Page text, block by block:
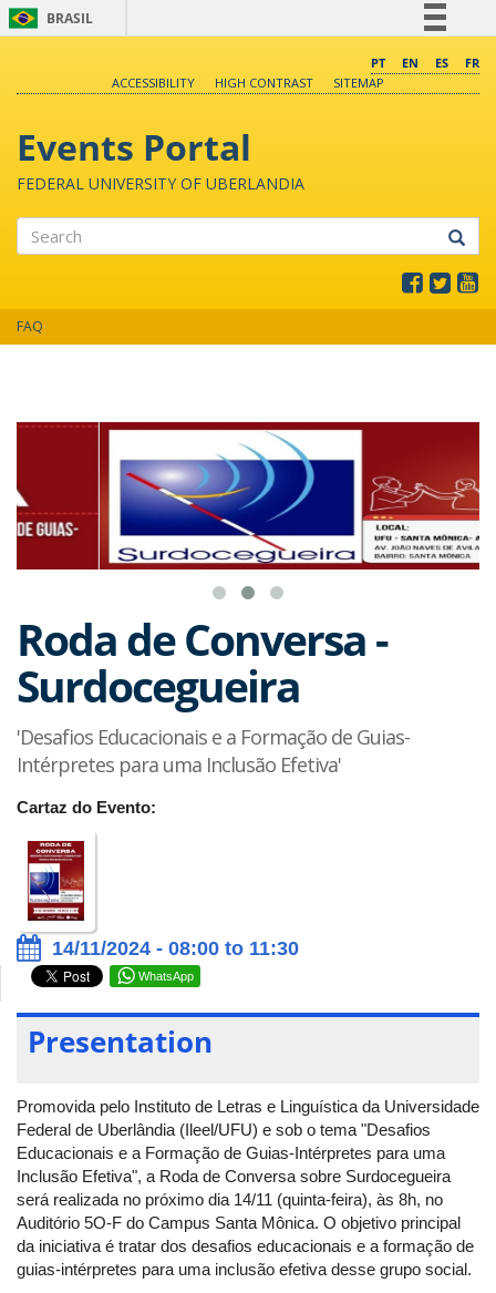
BRASIL
Comunica BR
Canais
PT EN ES
FR
ACCESSIBILITY
HIGH CONTRAST SITEMAP
Events Portal
FEDERAL UNIVERSITY OF UBERLANDIA
FAQ
Roda de Conversa -
Surdocegueira
'Desafios Educacionais e a Formação de Guias-
Intérpretes para uma Inclusão Efetiva'
Cartaz do Evento:
14/11/2024 - 08:00 to 11:30
WhatsApp
Presentation
Promovida pelo Instituto de Letras e Linguística da Universidade
Federal de Uberlândia (Ileel/UFU) e sob o tema "Desafios
Educacionais e a Formação de Guias-Intérpretes para uma
Inclusão Efetiva", a Roda de Conversa sobre Surdocegueira
será realizada no próximo dia 14/11 (quinta-feira), às 8h, no
Auditório 5O-F do Campus Santa Mônica. O objetivo principal
da iniciativa é tratar dos desafios educacionais e a formação de
guias-intérpretes para uma inclusão efetiva desse grupo social.